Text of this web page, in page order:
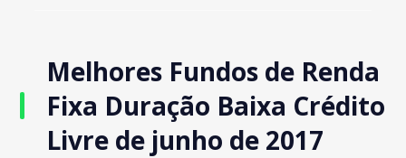
Melhores Fundos de Renda
Fixa Duração Baixa Crédito
Livre de junho de 2017